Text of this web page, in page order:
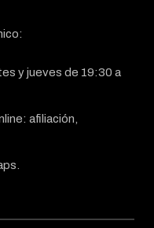
y jueves de 19:30 a
afiliación,